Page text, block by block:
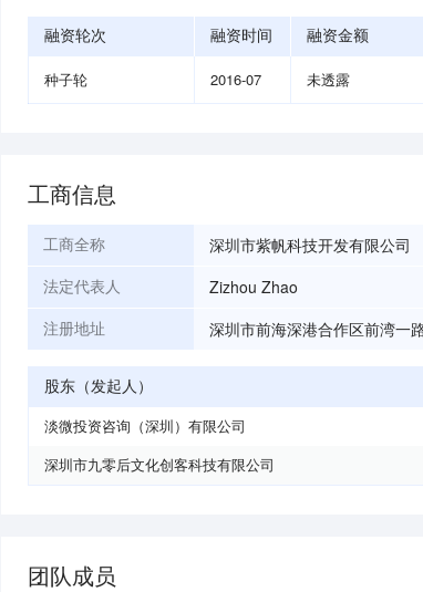
融资轮次 融资时间 融资金额
种子轮 2016-07 未透露
工商信息
工商全称 深圳市紫帆科技开发有限公司
法定代表人 Zizhou Zhao
注册地址 深圳市前海深港合作区前湾一
股东（发起人）
淡微投资咨询（深圳）有限公司
深圳市九零后文化创客科技有限公司
团队成员